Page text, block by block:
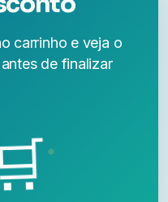
carrinho e veja o
de finalizar